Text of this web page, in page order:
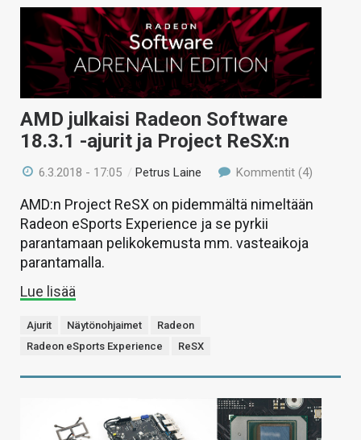
AMD julkaisi Radeon Software
18.3.1 -ajurit ja Project ReSX:n
6.3.2018 - 17:05 /Petrus Laine Kommentit (4)
AMD:n Project ReSX on pidemmältä nimeltään
Radeon eSports Experience ja se pyrkii
parantamaan pelikokemusta mm. vasteaikoja
parantamalla.
Lue lisää
Ajurit Näytönohjaimet
Radeon
Radeon eSports Experience
ReSX